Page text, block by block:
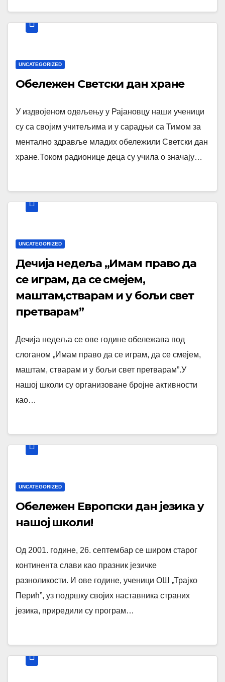
UNCATEGORIZED
Обележен Светски дан хране
У издвојеном одељењу у Рајановцу наши ученици
су са својим учитељима и у сарадњи са Тимом за
ментално здравље младих обележили Светски дан
хране.Током радионице деца су учила о значају…
UNCATEGORIZED
Дечија недеља „Имам право да
се играм, да се смејем,
маштам,стварам и у бољи свет
претварам”
Дечија недеља се ове године обележава под
слоганом „Имам право да се играм, да се смејем,
маштам, стварам и у бољи свет претварам”.У
нашој школи су организоване бројне активности
као…
UNCATEGORIZED
Обележен Европски дан језика у
нашој школи!
Од 2001. године, 26. септембар се широм старог
континента слави као празник језичке
разноликости. И ове године, ученици ОШ „Трајко
Перић”, уз подршку својих наставника страних
језика, приредили су програм…